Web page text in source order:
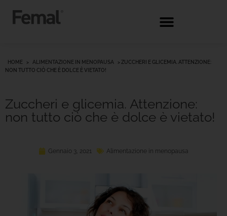
HOME > ALIMENTAZIONE IN MENOPAUSA >ZUCCHERI E GLICEMIA. ATTENZIONE:
NON TUTTO CIÒ CHE È DOLCE È VIETATO!
Zuccheri e glicemia. Attenzione:
non tutto ciò che è dolce è vietato!
Gennaio 3, 2021 Alimentazione in menopausa